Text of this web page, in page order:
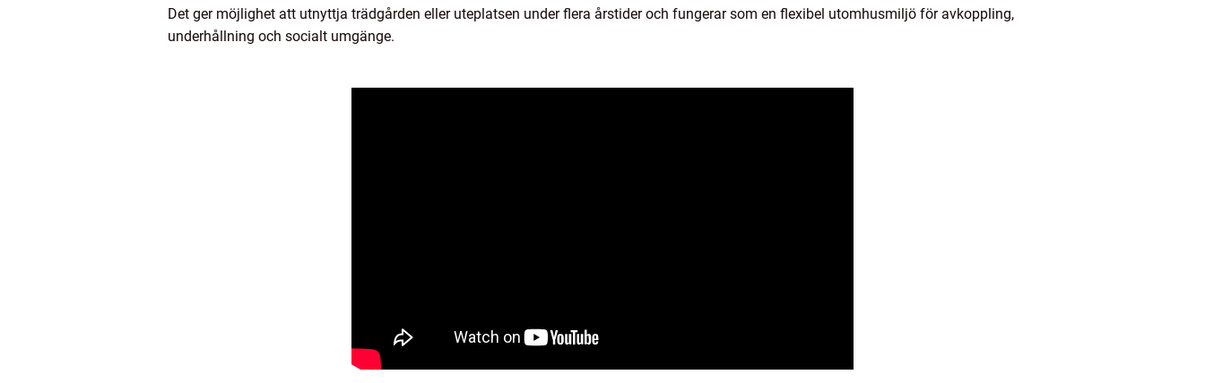
Det ger möjlighet att utnyttja trädgården eller uteplatsen under flera årstider och fungerar som en flexibel utomhusmiljö för avkoppling,
underhållning och socialt umgänge.